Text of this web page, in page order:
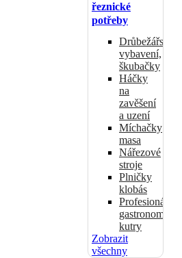
řeznické
potřeby
Drůbežářské
vybavení,
škubačky
Háčky
na
zavěšení
a uzení
Míchačky
masa
Nářezové
stroje
Plničky
klobás
Profesionální
gastronomické
kutry
Zobrazit
všechny